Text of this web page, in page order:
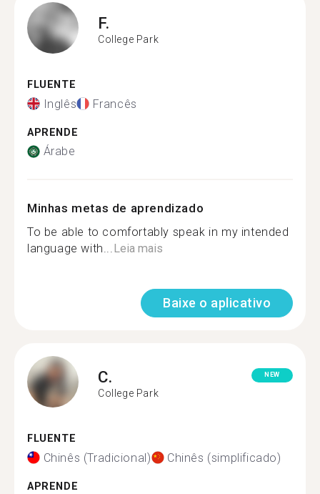
F.
College Park
FLUENTE
Inglês Francês
APRENDE
Árabe
Minhas metas de aprendizado
To be able to comfortably speak in my intended
language with...Leia mais
Baixe o aplicativo
C.
College Park
NEW
FLUENTE
Chinês (Tradicional) Chinês (simplificado)
APRENDE